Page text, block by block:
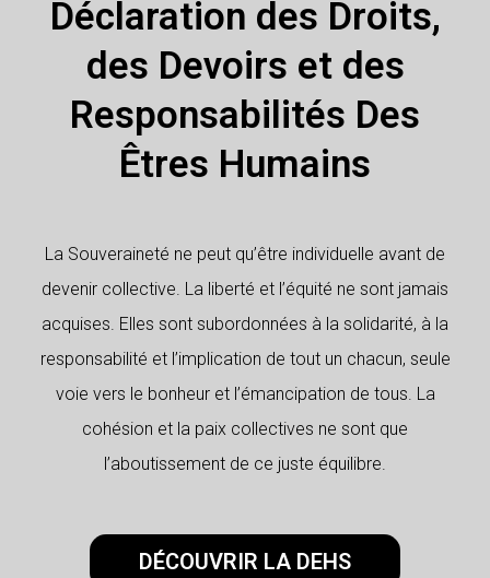
Déclaration des Droits,
des Devoirs et des
Responsabilités Des
Êtres Humains
La Souveraineté ne peut qu’être individuelle avant de
devenir collective. La liberté et l’équité ne sont jamais
acquises. Elles sont subordonnées à la solidarité, à la
responsabilité et l’implication de tout un chacun, seule
voie vers le bonheur et l’émancipation de tous. La
cohésion et la paix collectives ne sont que
l’aboutissement de ce juste équilibre.
DÉCOUVRIR LA DEHS